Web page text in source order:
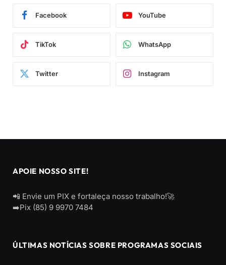
Facebook YouTube
TikTok WhatsApp
Twitter Instagram
APOIE NOSSO SITE!
📲 Envie um PIX e fortaleça nosso trabalho!🚀
➡️Pix (85) 9 9970 7484
ÚLTIMAS NOTÍCIAS SOBRE PROGRAMAS SOCIAIS